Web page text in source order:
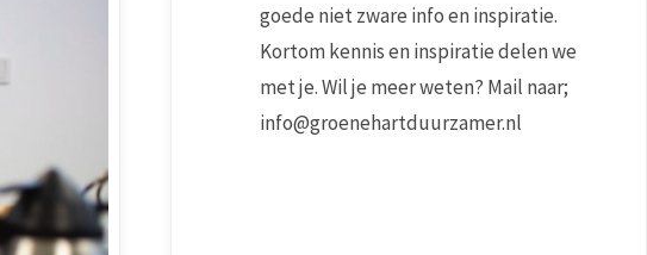
goede niet zware info en inspiratie.
Kortom kennis en inspiratie delen we
met je. Wil je meer weten? Mail naar;
info@groenehartduurzamer.nl